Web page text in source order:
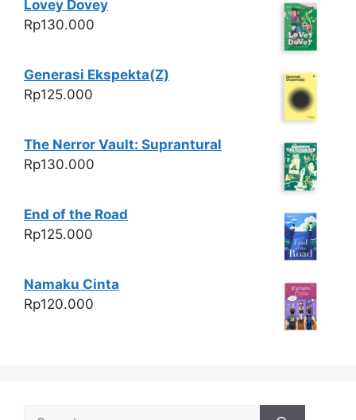
Lovey Dovey
Rp130.000
Generasi Ekspekta(Z)
Rp125.000
The Nerror Vault: Suprantural
Rp130.000
End of the Road
Rp125.000
Namaku Cinta
Rp120.000